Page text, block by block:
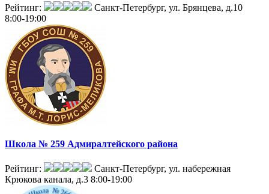
Рейтинг:
Санкт-Петербург, ул. Брянцева, д.10
8:00-19:00
Школа № 259 Адмиралтейского района
Рейтинг:
Санкт-Петербург, ул. набережная
Крюкова канала, д.3 8:00-19:00